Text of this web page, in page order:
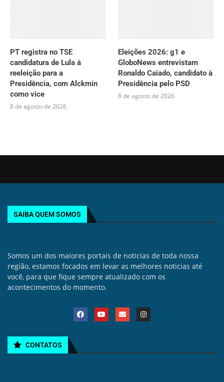
PT registra no TSE
candidatura de Lula à
reeleição para a
Presidência, com Alckmin
como vice
8 de agosto de 2026
Eleições 2026: g1 e
GloboNews entrevistam
Ronaldo Caiado, candidato à
Presidência pelo PSD
8 de agosto de 2026
SAIBA QUEM SOMOS
Somos um dos maiores portais de noticias de toda nossa
região, estamos focados em levar as melhores noticias até
você, para que fique sempre atualizado com os
acontecimentos do momento.
CONTATOS